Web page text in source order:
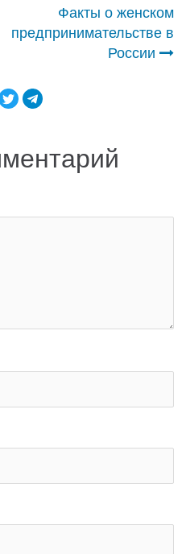
Факты о женском
предпринимательстве в
России